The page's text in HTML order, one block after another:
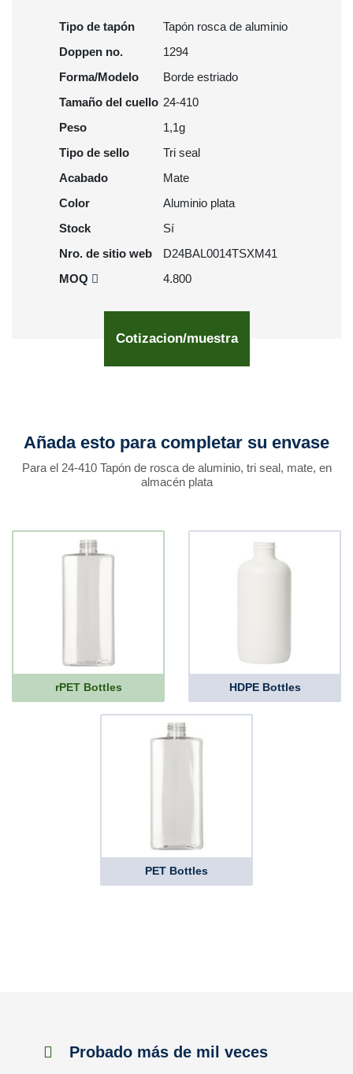
Tipo de tapón
Tapón rosca de aluminio
Doppen no.
1294
Forma/Modelo
Borde estriado
Tamaño del cuello 24-410
Peso
1,1g
Tipo de sello
Tri seal
Acabado
Mate
Color
Aluminio plata
Stock
Sí
Nro. de sitio web
D24BAL0014TSXM41
MOQ
4.800
Cotizacion/muestra
Añada esto para completar su envase
Para el 24-410 Tapón de rosca de aluminio, tri seal, mate, en
almacén plata
rPET Bottles HDPE Bottles
PET Bottles
Probado más de mil veces